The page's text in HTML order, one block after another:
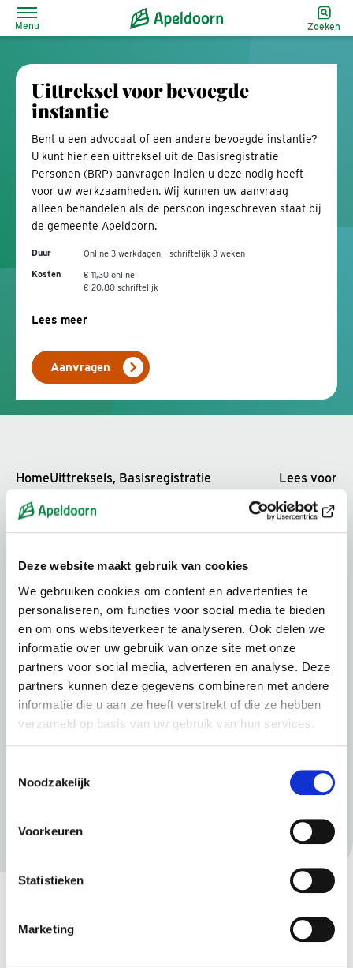
Deze website maakt gebruik van cookies
We gebruiken cookies om content en advertenties te
personaliseren, om functies voor social media te bieden
en om ons websiteverkeer te analyseren. Ook delen we
informatie over uw gebruik van onze site met onze
partners voor social media, adverteren en analyse. Deze
partners kunnen deze gegevens combineren met andere
informatie die u aan ze heeft verstrekt of die ze hebben
verzameld op basis van uw gebruik van hun services.
Noodzakelijk
Voorkeuren
Statistieken
Marketing
Menu Zoeken
Uittreksel voor bevoegde
instantie
Bent u een advocaat of een andere bevoegde instantie?
U kunt hier een uittreksel uit de Basisregistratie
Personen (BRP) aanvragen indien u deze nodig heeft
voor uw werkzaamheden. Wij kunnen uw aanvraag
alleen behandelen als de persoon ingeschreven staat bij
de gemeente Apeldoorn.
Duur
Online 3 werkdagen – schriftelijk 3 weken
Kosten
€ 11,30 online
€ 20,80 schriftelijk
Lees meer
Aanvragen
HomeUittreksels, Basisregistratie
Lees voor
Kosten
Meer informatie over BRP op de Rijksoverheid
Inloggen met DigiD of eHerkenning
Gerelateerd
of notaris